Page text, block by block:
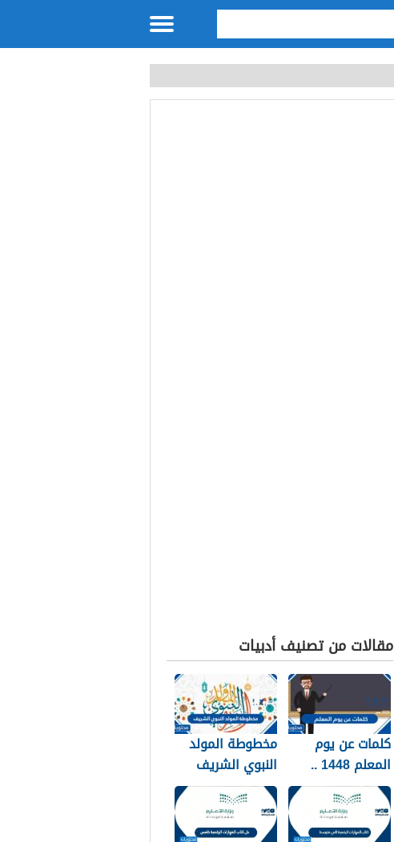
مقالات من تصنيف أدبيات
كلمات عن يوم
المعلم 1448 ..
عبارات عن يوم
المعلم مكتوبة
1448
مخطوطة المولد
النبوي الشريف
2026 جديدة